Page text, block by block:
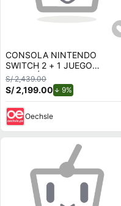
CONSOLA NINTENDO
SWITCH 2 + 1 JUEGO
ELECCIÓN
S/ 2,439.00
S/ 2,199.00 9%
Oechsle